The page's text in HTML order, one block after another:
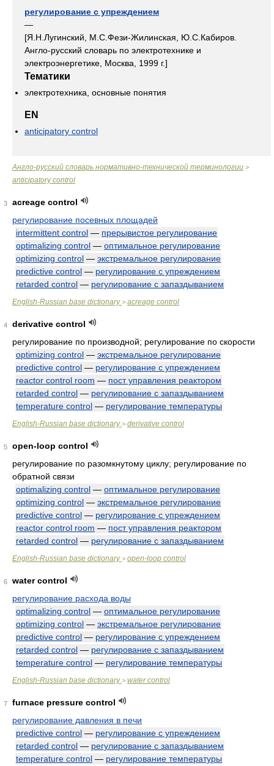
регулирование с упреждением
—
[Я.Н.Лугинский, М.С.Фези-Жилинская, Ю.С.Кабиров.
Англо-русский словарь по электротехнике и
электроэнергетике, Москва, 1999 г.]
Тематики
электротехника, основные понятия
EN
anticipatory control
Англо-русский словарь нормативно-технической терминологии >
anticipatory control
3
acreage control
регулирование посевных площадей
intermittent control — прерывистое регулирование
optimalizing control — оптимальное регулирование
optimizing control — экстремальное регулирование
predictive control — регулирование с упреждением
retarded control — регулирование с запаздыванием
English-Russian base dictionary> acreage control
4
derivative control
регулирование по производной; регулирование по скорости
optimizing control — экстремальное регулирование
predictive control — регулирование с упреждением
reactor control room — пост управления реактором
retarded control — регулирование с запаздыванием
temperature control — регулирование температуры
English-Russian base dictionary> derivative control
5
open-loop control
регулирование по разомкнутому циклу; регулирование по
обратной связи
optimalizing control — оптимальное регулирование
optimizing control — экстремальное регулирование
predictive control — регулирование с упреждением
reactor control room — пост управления реактором
retarded control — регулирование с запаздыванием
English-Russian base dictionary> open-loop control
6
water control
регулирование расхода воды
optimalizing control — оптимальное регулирование
optimizing control — экстремальное регулирование
predictive control — регулирование с упреждением
retarded control — регулирование с запаздыванием
temperature control — регулирование температуры
English-Russian base dictionary> water control
7
furnace pressure control
регулирование давления в печи
predictive control — регулирование с упреждением
retarded control — регулирование с запаздыванием
temperature control — регулирование температуры